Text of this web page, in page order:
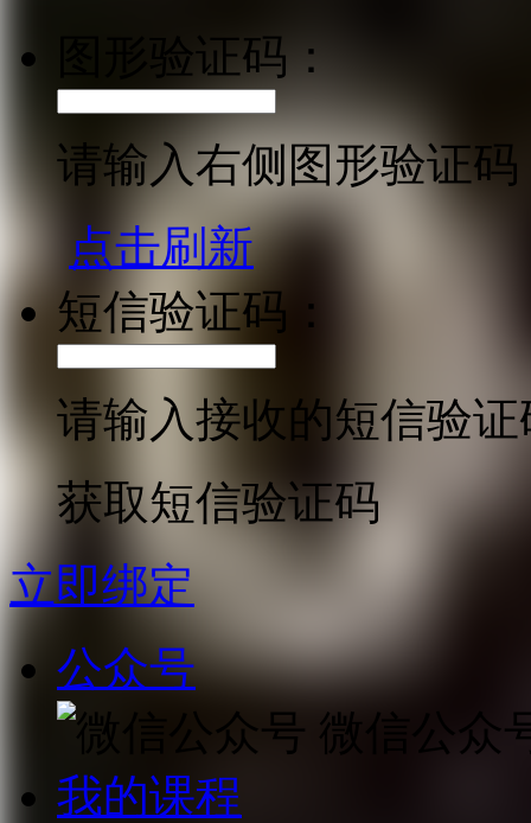
图形验证码：
请输入右侧图形验证码
点击刷新
短信验证码：
请输入接收的短信验证
获取短信验证码
立即绑定
公众号
微信公众
我的课程